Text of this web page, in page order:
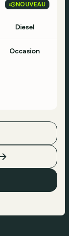
NOUVEAU
Diesel
Occasion